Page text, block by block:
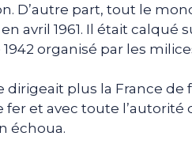
D’autre part, tout le
avril 1961. Il était calqué
organisé par les
dirigeait plus la France
et avec toute l’autorité
échoua.